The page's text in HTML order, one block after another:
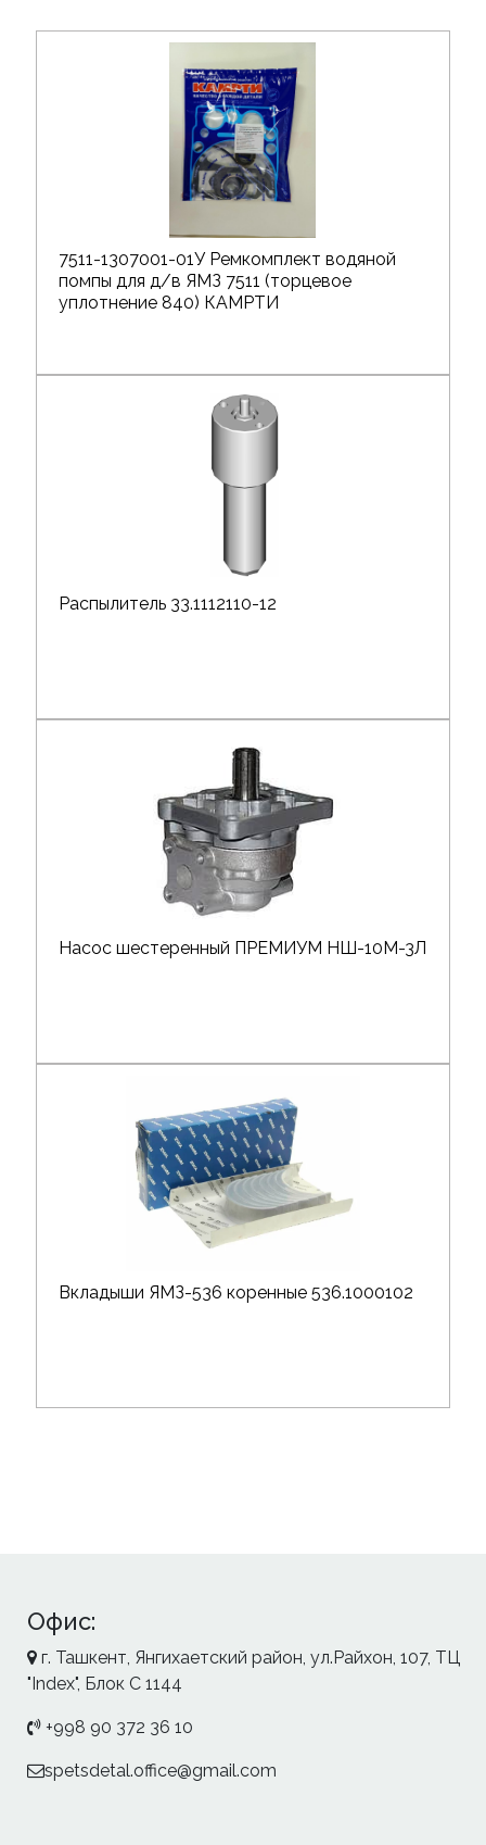
7511-1307001-01У Ремкомплект водяной
помпы для д/в ЯМЗ 7511 (торцевое
уплотнение 840) КАМРТИ
Распылитель 33.1112110-12
Насос шестеренный ПРЕМИУМ НШ-10М-3Л
Вкладыши ЯМЗ-536 коренные 536.1000102
Офис:
г. Ташкент, Янгихаетский район, ул.Райхон, 107, ТЦ
"Index", Блок С 1144
+998 90 372 36 10
spetsdetal.office@gmail.com